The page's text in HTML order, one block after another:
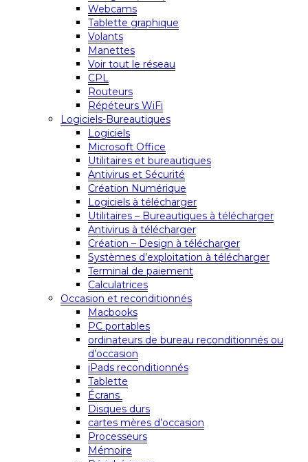
Webcams
Tablette graphique
Volants
Manettes
Voir tout le réseau
CPL
Routeurs
Répéteurs WiFi
Logiciels-Bureautiques
Logiciels
Microsoft Office
Utilitaires et bureautiques
Antivirus et Sécurité
Création Numérique
Logiciels à télécharger
Utilitaires – Bureautiques à télécharger
Antivirus à télécharger
Création – Design à télécharger
Systèmes d’exploitation à télécharger
Terminal de paiement
Calculatrices
Occasion et reconditionnés
Macbooks
PC portables
ordinateurs de bureau reconditionnés ou
d’occasion
iPads reconditionnés
Tablette
Écrans
Disques durs
cartes mères d’occasion
Processeurs
Mémoire